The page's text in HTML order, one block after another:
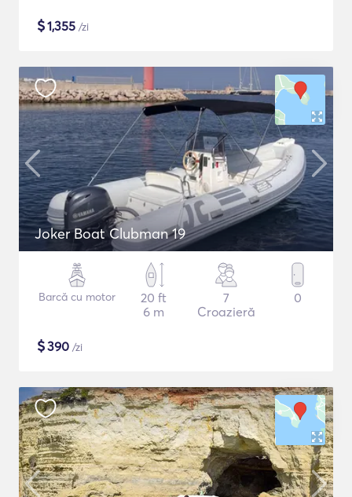
$1,355 /zi
Joker Boat Clubman 19
Barcă cu motor
20 ft
6 m
7
Croazieră
0
$390 /zi